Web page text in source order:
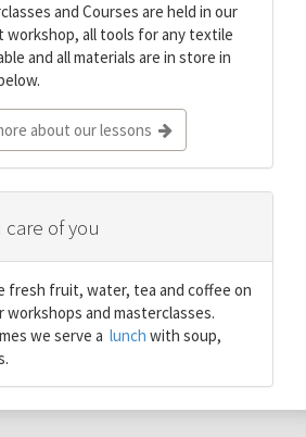
and Courses are held in our
workshop, all tools for any textile
and all materials are in store in
about our lessons
of you
fresh fruit, water, tea and coffee on
and masterclasses.
we serve a lunch with soup,